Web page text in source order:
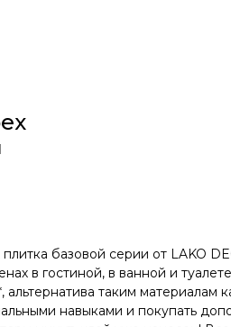
базовой серии от LAKO
в гостиной, в ванной и
альтернатива таким материалам
навыками и покупать